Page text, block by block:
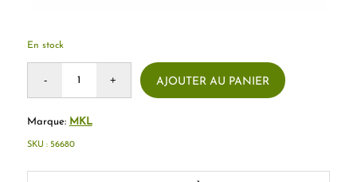
En stock
AJOUTER AU PANIER
Marque: MKL
SKU : 56680